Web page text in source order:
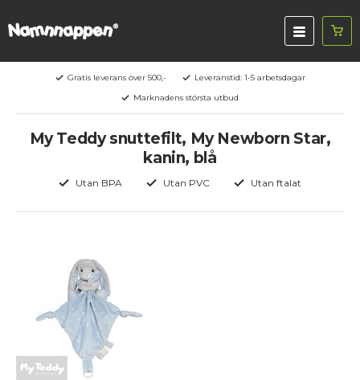
Gratis leverans över 500,-
Leveranstid: 1-5 arbetsdagar
Marknadens största utbud
My Teddy snuttefilt, My Newborn Star,
kanin, blå
Utan BPA Utan PVC Utan ftalat